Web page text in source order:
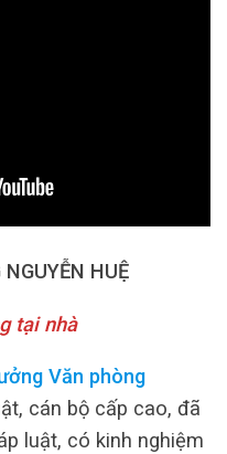
HUỆ
tại nhà
Văn phòng
cán bộ cấp cao, đã
luật, có kinh nghiệm